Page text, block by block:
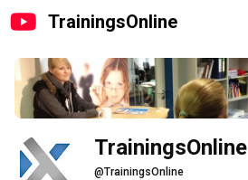
TrainingsOnline
TrainingsOnline
@TrainingsOnline